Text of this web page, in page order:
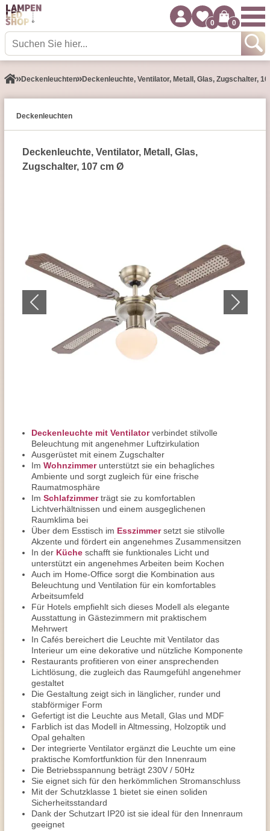
0 0
Decken­leuchten Deckenleuchte, Ventilator, Metall, Glas, Zugschalter,
Decken­leuchten
Deckenleuchte, Ventilator, Metall, Glas,
Zugschalter, 107 cm Ø
Deckenleuchte mit Ventilatorverbindet stilvolle
Beleuchtung mit angenehmer Luftzirkulation
Ausgerüstet mit einem Zugschalter
Im Wohnzimmerunterstützt sie ein behagliches
Ambiente und sorgt zugleich für eine frische
Raumatmosphäre
Im Schlafzimmerträgt sie zu komfortablen
Lichtverhältnissen und einem ausgeglichenen
Raumklima bei
Über dem Esstisch im Esszimmersetzt sie stilvolle
Akzente und fördert ein angenehmes Zusammensitzen
In der Küche schafft sie funktionales Licht und
unterstützt ein angenehmes Arbeiten beim Kochen
Auch im Home-Office sorgt die Kombination aus
Beleuchtung und Ventilation für ein komfortables
Arbeitsumfeld
Für Hotels empfiehlt sich dieses Modell als elegante
Ausstattung in Gästezimmern mit praktischem
Mehrwert
In Cafés bereichert die Leuchte mit Ventilator das
Interieur um eine dekorative und nützliche Komponente
Restaurants profitieren von einer ansprechenden
Lichtlösung, die zugleich das Raumgefühl angenehmer
gestaltet
Die Gestaltung zeigt sich in länglicher, runder und
stabförmiger Form
Gefertigt ist die Leuchte aus Metall, Glas und MDF
Farblich ist das Modell in Altmessing, Holzoptik und
Opal gehalten
Der integrierte Ventilator ergänzt die Leuchte um eine
praktische Komfortfunktion für den Innenraum
Die Betriebsspannung beträgt 230V / 50Hz
Sie eignet sich für den herkömmlichen Stromanschluss
Mit der Schutzklasse 1 bietet sie einen soliden
Sicherheitsstandard
Dank der Schutzart IP20 ist sie ideal für den Innenraum
geeignet